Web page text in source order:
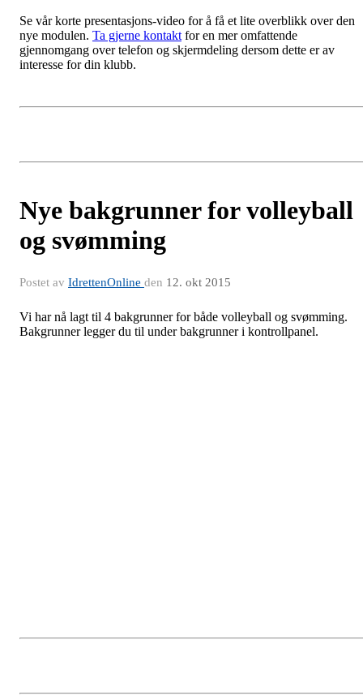
Se vår korte presentasjons-video for å få et lite overblikk over den
nye modulen. Ta gjerne kontakt for en mer omfattende
gjennomgang over telefon og skjermdeling dersom dette er av
interesse for din klubb.
Nye bakgrunner for volleyball
og svømming
Postet av IdrettenOnline den 12. okt 2015
Vi har nå lagt til 4 bakgrunner for både volleyball og svømming.
Bakgrunner legger du til under bakgrunner i kontrollpanel.